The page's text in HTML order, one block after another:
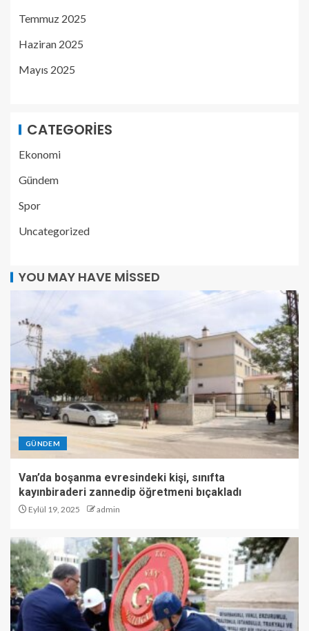
Temmuz 2025
Haziran 2025
Mayıs 2025
CATEGORIES
Ekonomi
Gündem
Spor
Uncategorized
YOU MAY HAVE MISSED
GÜNDEM
Van’da boşanma evresindeki kişi, sınıfta
kayınbiraderi zannedip öğretmeni bıçakladı
Eylül 19, 2025 admin